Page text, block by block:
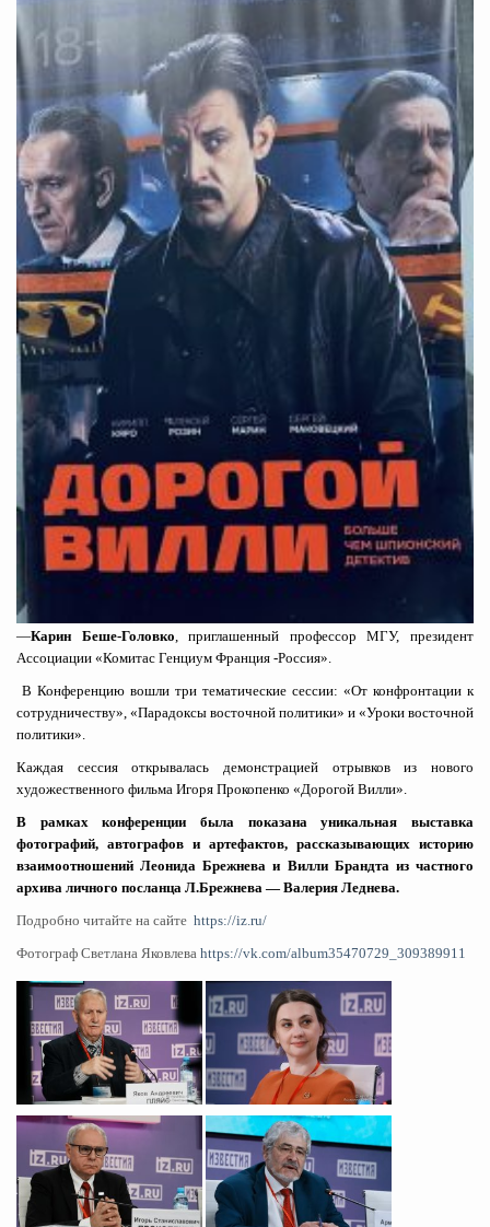
—Карин Беше-Головко , приглашенный профессор МГУ, президент
Ассоциации «Комитас Генциум Франция -Россия».
В Конференцию вошли три тематические сессии: «От конфронтации к
сотрудничеству», «Парадоксы восточной политики» и «Уроки восточной
политики».
Каждая сессия открывалась демонстрацией отрывков из нового
художественного фильма Игоря Прокопенко «Дорогой Вилли».
В рамках конференции была показана уникальная выставка
фотографий, автографов и артефактов, рассказывающих историю
взаимоотношений Леонида Брежнева и Вилли Брандта из частного
архива личного посланца Л.Брежнева — Валерия Леднева.
Подробно читайте на сайте https://iz.ru/
Фотограф Светлана Яковлева https://vk.com/album35470729_309389911